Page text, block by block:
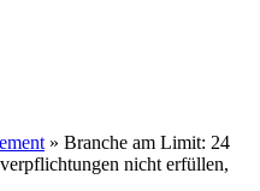
» Branche am Limit: 24
nicht erfüllen,